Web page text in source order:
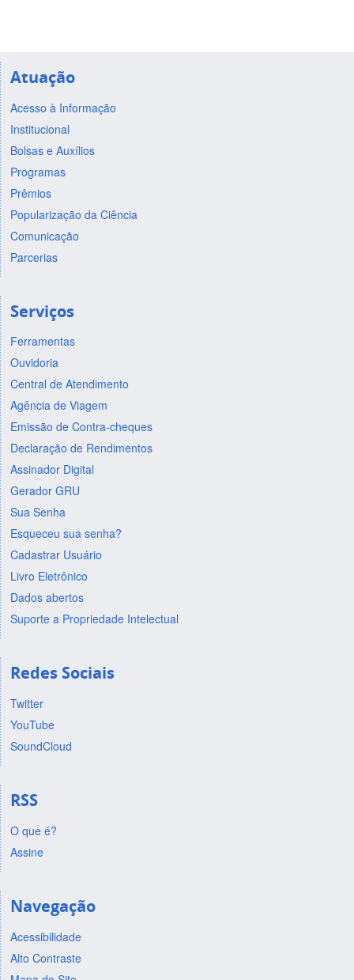
Atuação
Acesso à Informação
Institucional
Bolsas e Auxílios
Programas
Prêmios
Popularização da Ciência
Comunicação
Parcerias
Serviços
Ferramentas
Ouvidoria
Central de Atendimento
Agência de Viagem
Emissão de Contra-cheques
Declaração de Rendimentos
Assinador Digital
Gerador GRU
Sua Senha
Esqueceu sua senha?
Cadastrar Usuário
Livro Eletrônico
Dados abertos
Suporte a Propriedade Intelectual
Redes Sociais
Twitter
YouTube
SoundCloud
RSS
O que é?
Assine
Navegação
Acessibilidade
Alto Contraste